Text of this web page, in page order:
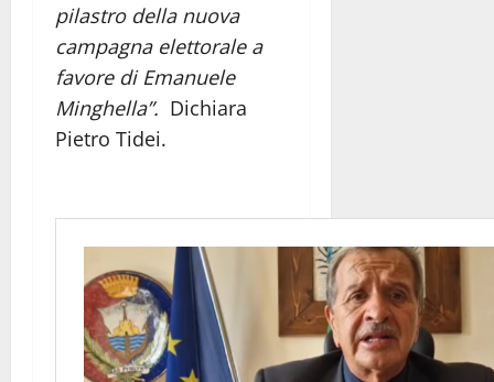
pilastro della nuova
campagna elettorale a
favore di Emanuele
Minghella”. Dichiara
Pietro Tidei.